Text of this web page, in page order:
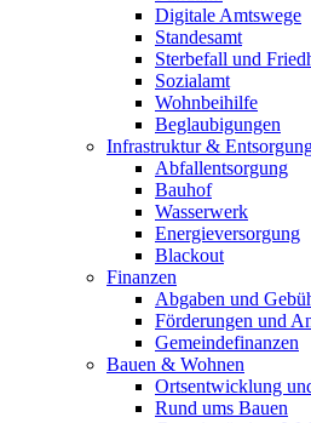
Digitale Amtswege
Standesamt
Sterbefall und
Sozialamt
Wohnbeihilfe
Beglaubigungen
Infrastruktur &
Abfallentsorgung
Bauhof
Wasserwerk
Energieversorgung
Blackout
Finanzen
Abgaben und
Förderungen und
Gemeindefinanzen
Bauen & Wohnen
Ortsentwicklung
Rund ums Bauen